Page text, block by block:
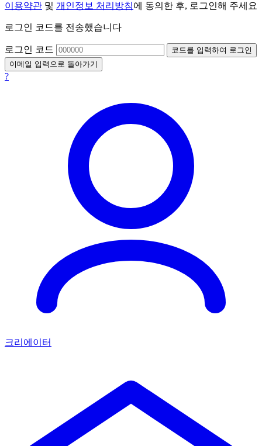
이용약관 및 개인정보 처리방침에 동의한 후, 로그인해 주세요
로그인 코드를 전송했습니다
로그인 코드
코드를 입력하여 로그인
이메일 입력으로 돌아가기
?
크리에이터